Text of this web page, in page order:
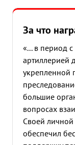
За что
«... в период
артиллерией
укрепленной
большие
вопросах
Своей
обеспечил